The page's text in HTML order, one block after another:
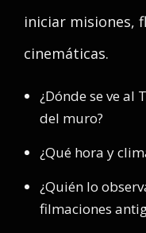
iniciar misiones,
cinemáticas.
¿Dónde se ve al
del muro?
¿Qué hora y
¿Quién lo
filmaciones